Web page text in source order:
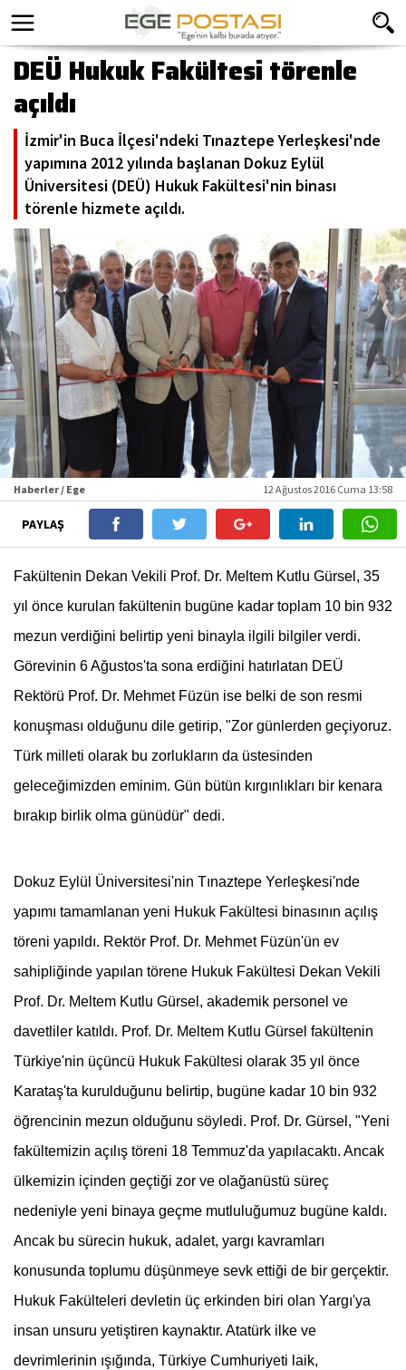
DEÜ Hukuk Fakültesi törenle
açıldı
İzmir'in Buca İlçesi'ndeki Tınaztepe Yerleşkesi'nde
yapımına 2012 yılında başlanan Dokuz Eylül
Üniversitesi (DEÜ) Hukuk Fakültesi'nin binası
törenle hizmete açıldı.
Haberler / Ege 12 Ağustos 2016 Cuma 13:58
PAYLAŞ
Fakültenin Dekan Vekili Prof. Dr. Meltem Kutlu Gürsel, 35
yıl önce kurulan fakültenin bugüne kadar toplam 10 bin 932
mezun verdiğini belirtip yeni binayla ilgili bilgiler verdi.
Görevinin 6 Ağustos'ta sona erdiğini hatırlatan DEÜ
Rektörü Prof. Dr. Mehmet Füzün ise belki de son resmi
konuşması olduğunu dile getirip, "Zor günlerden geçiyoruz.
Türk milleti olarak bu zorlukların da üstesinden
geleceğimizden eminim. Gün bütün kırgınlıkları bir kenara
bırakıp birlik olma günüdür" dedi.
Dokuz Eylül Üniversitesi'nin Tınaztepe Yerleşkesi'nde
yapımı tamamlanan yeni Hukuk Fakültesi binasının açılış
töreni yapıldı. Rektör Prof. Dr. Mehmet Füzün'ün ev
sahipliğinde yapılan törene Hukuk Fakültesi Dekan Vekili
Prof. Dr. Meltem Kutlu Gürsel, akademik personel ve
davetliler katıldı. Prof. Dr. Meltem Kutlu Gürsel fakültenin
Türkiye'nin üçüncü Hukuk Fakültesi olarak 35 yıl önce
Karataş'ta kurulduğunu belirtip, bugüne kadar 10 bin 932
öğrencinin mezun olduğunu söyledi. Prof. Dr. Gürsel, "Yeni
fakültemizin açılış töreni 18 Temmuz'da yapılacaktı. Ancak
ülkemizin içinden geçtiği zor ve olağanüstü süreç
nedeniyle yeni binaya geçme mutluluğumuz bugüne kaldı.
Ancak bu sürecin hukuk, adalet, yargı kavramları
konusunda toplumu düşünmeye sevk ettiği de bir gerçektir.
Hukuk Fakülteleri devletin üç erkinden biri olan Yargı'ya
insan unsuru yetiştiren kaynaktır. Atatürk ilke ve
devrimlerinin ışığında, Türkiye Cumhuriyeti laik,